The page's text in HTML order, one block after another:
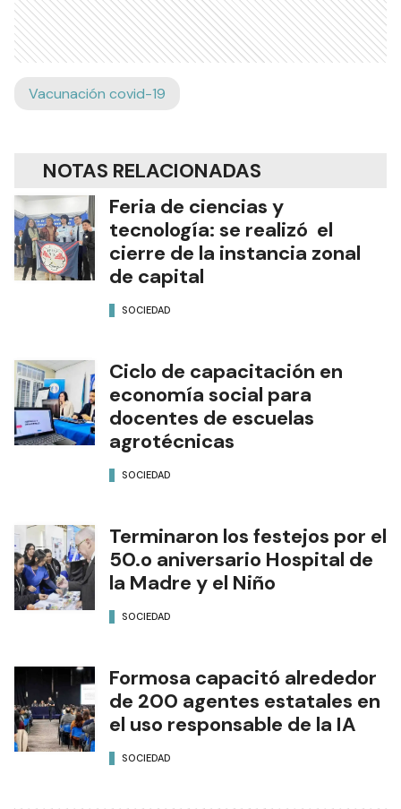
Vacunación covid-19
NOTAS RELACIONADAS
Feria de ciencias y
tecnología: se realizó el
cierre de la instancia zonal
de capital
SOCIEDAD
Ciclo de capacitación en
economía social para
docentes de escuelas
agrotécnicas
SOCIEDAD
Terminaron los festejos por el
50.o aniversario Hospital de
la Madre y el Niño
SOCIEDAD
Formosa capacitó alrededor
de 200 agentes estatales en
el uso responsable de la IA
SOCIEDAD